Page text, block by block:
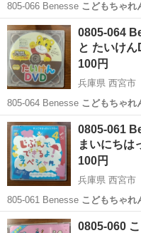
805-066 Benesse こどもちゃれ
兵庫 西宮市
0805-064
と たいけん
100円
兵庫県 西宮市
805-064 Benesse こどもちゃれ
兵庫 西宮市
0805-061
まいにちは
100円
兵庫県 西宮市
805-061 Benesse こどもちゃれ
兵庫 西宮市 DVD/ブル
0805-060